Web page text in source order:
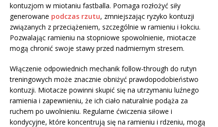
kontuzjom w miotaniu fastballa. Pomaga rozłożyć siły
generowane podczas rzutu, zmniejszając ryzyko kontuzji
związanych z przeciążeniem, szczególnie w ramieniu i łokciu.
Pozwalając ramieniu na stopniowe spowolnienie, miotacze
mogą chronić swoje stawy przed nadmiernym stresem.
Włączenie odpowiednich mechanik follow-through do rutyn
treningowych może znacznie obniżyć prawdopodobieństwo
kontuzji. Miotacze powinni skupić się na utrzymaniu luźnego
ramienia i zapewnieniu, że ich ciało naturalnie podąża za
ruchem po uwolnieniu. Regularne ćwiczenia siłowe i
kondycyjne, które koncentrują się na ramieniu i rdzeniu, mogą